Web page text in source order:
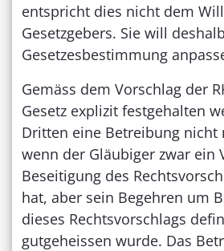
entspricht dies nicht dem
Gesetzgebers. Sie will
Gesetzesbestimmung
Gemäss dem Vorschlag der
Gesetz explizit festgehalten
Dritten eine Betreibung
wenn der Gläubiger zwar ein
Beseitigung des
hat, aber sein Begehren um
dieses Rechtsvorschlags
gutgeheissen wurde. Das